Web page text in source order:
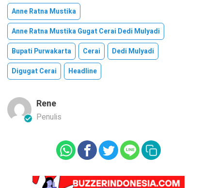
Anne Ratna Mustika
Anne Ratna Mustika Gugat Cerai Dedi Mulyadi
Bupati Purwakarta
Cerai
Dedi Mulyadi
Digugat Cerai
Headline
Rene
Penulis